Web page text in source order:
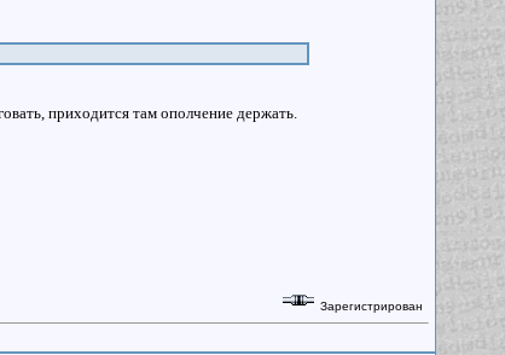
приходится там ополчение держать.
Зарегистрирован